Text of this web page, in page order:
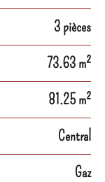
3 pièces
73.63 m²
81.25 m²
Central
Gaz